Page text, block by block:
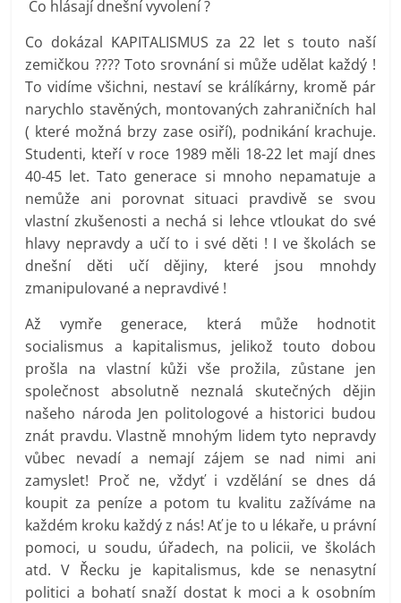
Co hlásají dnešní vyvolení ?
Co dokázal KAPITALISMUS za 22 let s touto naší
zemičkou ???? Toto srovnání si může udělat každý !
To vidíme všichni, nestaví se králíkárny, kromě pár
narychlo stavěných, montovaných zahraničních hal
( které možná brzy zase osiří), podnikání krachuje.
Studenti, kteří v roce 1989 měli 18-22 let mají dnes
40-45 let. Tato generace si mnoho nepamatuje a
nemůže ani porovnat situaci pravdivě se svou
vlastní zkušenosti a nechá si lehce vtloukat do své
hlavy nepravdy a učí to i své děti ! I ve školách se
dnešní děti učí dějiny, které jsou mnohdy
zmanipulované a nepravdivé !
Až vymře generace, která může hodnotit
socialismus a kapitalismus, jelikož touto dobou
prošla na vlastní kůži vše prožila, zůstane jen
společnost absolutně neznalá skutečných dějin
našeho národa Jen politologové a historici budou
znát pravdu. Vlastně mnohým lidem tyto nepravdy
vůbec nevadí a nemají zájem se nad nimi ani
zamyslet! Proč ne, vždyť i vzdělání se dnes dá
koupit za peníze a potom tu kvalitu zažíváme na
každém kroku každý z nás! Ať je to u lékaře, u právní
pomoci, u soudu, úřadech, na policii, ve školách
atd. V Řecku je kapitalismus, kde se nenasytní
politici a bohatí snaží dostat k moci a k osobním